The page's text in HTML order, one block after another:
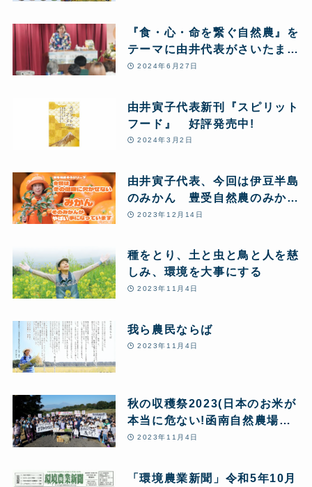
『食・心・命を繋ぐ自然農』を
テーマに由井代表がさいたま市
で講演
2024年6月27日
由井寅子代表新刊『スピリット
フード』 好評発売中!
2024年3月2日
由井寅子代表、今回は伊豆半島
のみかん 豊受自然農のみかん
農場からお送りします♪
2023年12月14日
種をとり、土と虫と鳥と人を慈
しみ、環境を大事にする
2023年11月4日
我ら農民ならば
2023年11月4日
秋の収穫祭2023(日本のお米が
本当に危ない!函南自然農場か
ら緊急アピールを行いました)
2023年11月4日
「環境農業新聞」令和5年10月